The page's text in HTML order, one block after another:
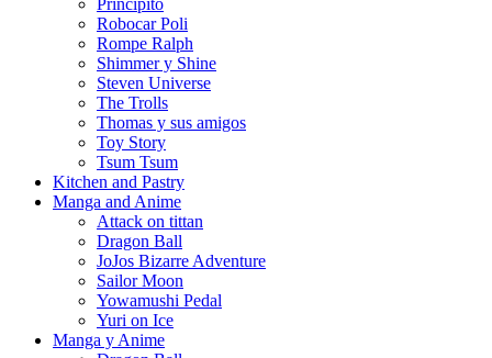
Robocar Poli
Rompe Ralph
Shimmer y Shine
Steven Universe
The Trolls
Thomas y sus amigos
Toy Story
Tsum Tsum
Kitchen and Pastry
Manga and Anime
Attack on tittan
Dragon Ball
JoJos Bizarre Adventure
Sailor Moon
Yowamushi Pedal
Yuri on Ice
Manga y Anime